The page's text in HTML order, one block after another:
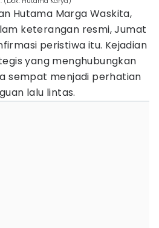
Hutama Marga Waskita,
keterangan resmi, Jumat
peristiwa itu. Kejadian
yang menghubungkan
sempat menjadi perhatian
lalu lintas.